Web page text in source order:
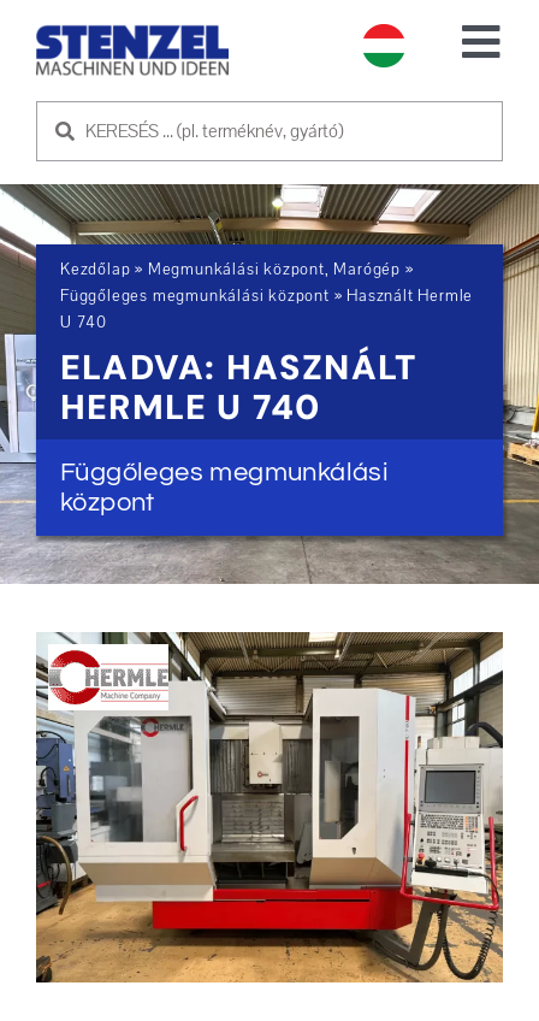
HASZNÁLT GÉPEK
ELADÓ GÉP
SZOLGÁLTATÁS
RÓLUNK
KAPCSOLATFELVÉTEL
Kezdőlap » Megmunkálási központ, Marógép »
Függőleges megmunkálási központ » Használt Hermle
U 740
ELADVA: HASZNÁLT
HERMLE U 740
Függőleges megmunkálási
központ